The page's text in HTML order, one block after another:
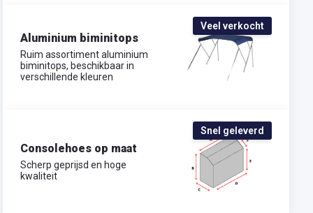
Aluminium biminitops
Ruim assortiment aluminium
biminitops, beschikbaar in
verschillende kleuren
Veel verkocht
Consolehoes op maat
Scherp geprijsd en hoge
kwaliteit
Snel geleverd